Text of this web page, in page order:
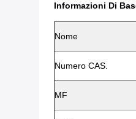
Informazioni Di
Nome
Numero CAS.
MF